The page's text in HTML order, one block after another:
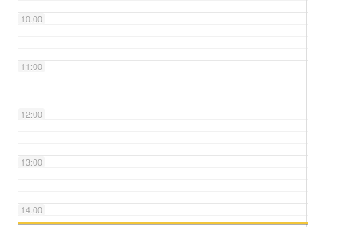
10:00
11:00
12:00
13:00
14:00